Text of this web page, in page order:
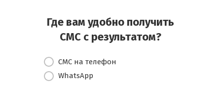
Где вам удобно получить
СМС с результатом?
СМС на телефон
WhatsApp